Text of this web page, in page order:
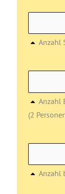
Anzahl
Anzahl
(2
Anzahl